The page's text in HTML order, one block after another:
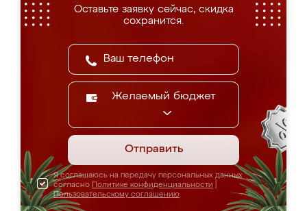
Оставьте заявку сейчас, скидка
сохранится.
Желаемый бюджет
Отправить
Я соглашаюсь на передачу персональных данных
согласно Политике конфиденциальности
Пользовательскому соглашению